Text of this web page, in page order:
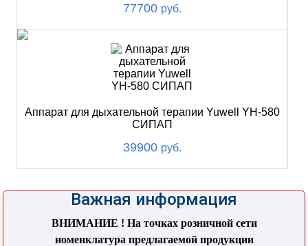
77700 руб.
Аппарат для дыхательной терапии Yuwell YH-580
СИПАП
39900 руб.
Важная информация
ВНИМАНИЕ ! На точках розничной сети
номенклатура предлагаемой продукции